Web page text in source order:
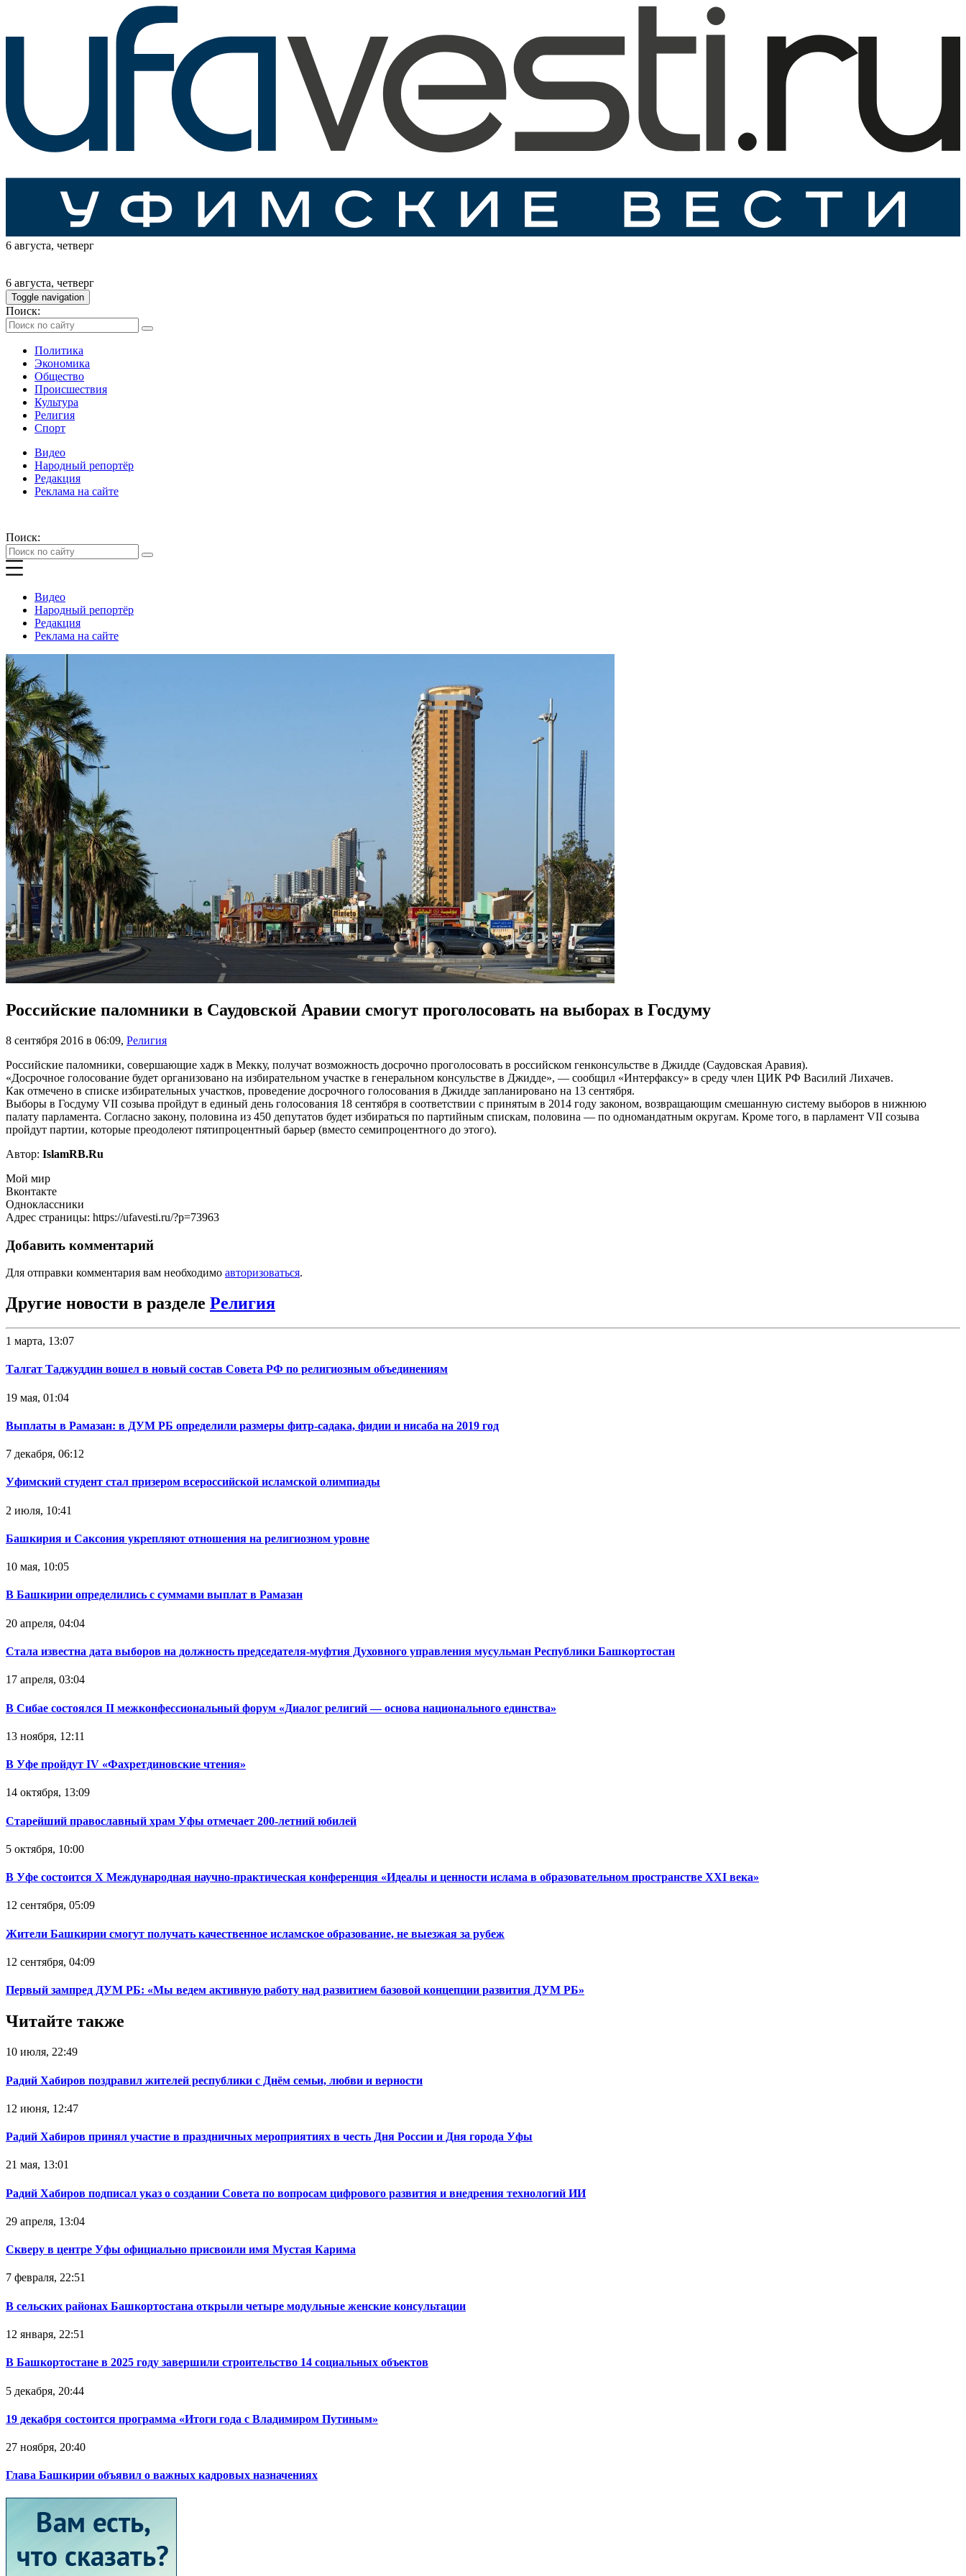
6 августа, четверг
6 августа, четверг
Toggle navigation
Поиск:
Политика
Экономика
Общество
Происшествия
Культура
Религия
Спорт
Видео
Народный репортёр
Редакция
Реклама на сайте
Поиск:
Видео
Народный репортёр
Редакция
Реклама на сайте
Российские паломники в Саудовской Аравии смогут проголосовать на выборах в Госдуму
8 сентября 2016 в 06:09, Религия
Российские паломники, совершающие хадж в Мекку, получат возможность досрочно проголосовать в российском генконсульстве в Джидде (Саудовская Аравия).
«Досрочное голосование будет организовано на избирательном участке в генеральном консульстве в Джидде», — сообщил «Интерфаксу» в среду член ЦИК РФ Василий Лихачев.
Как отмечено в списке избирательных участков, проведение досрочного голосования в Джидде запланировано на 13 сентября.
Выборы в Госдуму VII созыва пройдут в единый день голосования 18 сентября в соответствии с принятым в 2014 году законом, возвращающим смешанную систему выборов в нижнюю
палату парламента. Согласно закону, половина из 450 депутатов будет избираться по партийным спискам, половина — по одномандатным округам. Кроме того, в парламент VII созыва
пройдут партии, которые преодолеют пятипроцентный барьер (вместо семипроцентного до этого).
Автор: IslamRB.Ru
Мой мир
Вконтакте
Одноклассники
Адрес страницы: https://ufavesti.ru/?p=73963
Добавить комментарий
Для отправки комментария вам необходимо авторизоваться.
Другие новости в разделе Религия
1 марта, 13:07
Талгат Таджуддин вошел в новый состав Совета РФ по религиозным объединениям
19 мая, 01:04
Выплаты в Рамазан: в ДУМ РБ определили размеры фитр-садака, фидии и нисаба на 2019 год
7 декабря, 06:12
Уфимский студент стал призером всероссийской исламской олимпиады
2 июля, 10:41
Башкирия и Саксония укрепляют отношения на религиозном уровне
10 мая, 10:05
В Башкирии определились с суммами выплат в Рамазан
20 апреля, 04:04
Стала известна дата выборов на должность председателя-муфтия Духовного управления мусульман Республики Башкортостан
17 апреля, 03:04
В Сибае состоялся II межконфессиональный форум «Диалог религий — основа национального единства»
13 ноября, 12:11
В Уфе пройдут IV «Фахретдиновские чтения»
14 октября, 13:09
Старейший православный храм Уфы отмечает 200-летний юбилей
5 октября, 10:00
В Уфе состоится Х Международная научно-практическая конференция «Идеалы и ценности ислама в образовательном пространстве XXI века»
12 сентября, 05:09
Жители Башкирии смогут получать качественное исламское образование, не выезжая за рубеж
12 сентября, 04:09
Первый зампред ДУМ РБ: «Мы ведем активную работу над развитием базовой концепции развития ДУМ РБ»
Читайте также
10 июля, 22:49
Радий Хабиров поздравил жителей республики с Днём семьи, любви и верности
12 июня, 12:47
Радий Хабиров принял участие в праздничных мероприятиях в честь Дня России и Дня города Уфы
21 мая, 13:01
Радий Хабиров подписал указ о создании Совета по вопросам цифрового развития и внедрения технологий ИИ
29 апреля, 13:04
Скверу в центре Уфы официально присвоили имя Мустая Карима
7 февраля, 22:51
В сельских районах Башкортостана открыли четыре модульные женские консультации
12 января, 22:51
В Башкортостане в 2025 году завершили строительство 14 социальных объектов
5 декабря, 20:44
19 декабря состоится программа «Итоги года с Владимиром Путиным»
27 ноября, 20:40
Глава Башкирии объявил о важных кадровых назначениях